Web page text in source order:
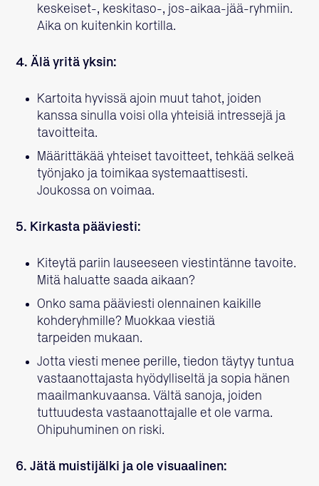
keskeiset-, keskitaso-, jos-aikaa-jää-ryhmiin.
Aika on kuitenkin kortilla.
4. Älä yritä yksin:
Kartoita hyvissä ajoin muut tahot, joiden
kanssa sinulla voisi olla yhteisiä intressejä ja
tavoitteita.
Määrittäkää yhteiset tavoitteet, tehkää selkeä
työnjako ja toimikaa systemaattisesti.
Joukossa on voimaa.
5. Kirkasta pääviesti:
Kiteytä pariin lauseeseen viestintänne tavoite.
Mitä haluatte saada aikaan?
Onko sama pääviesti olennainen kaikille
kohderyhmille? Muokkaa viestiä
tarpeiden mukaan.
Jotta viesti menee perille, tiedon täytyy tuntua
vastaanottajasta hyödylliseltä ja sopia hänen
maailmankuvaansa. Vältä sanoja, joiden
tuttuudesta vastaanottajalle et ole varma.
Ohipuhuminen on riski.
6. Jätä muistijälki ja ole visuaalinen: